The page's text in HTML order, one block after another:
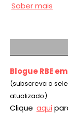
Saber mais
Blogue RBE
(subscreva a
atualizado)
Clique aqui